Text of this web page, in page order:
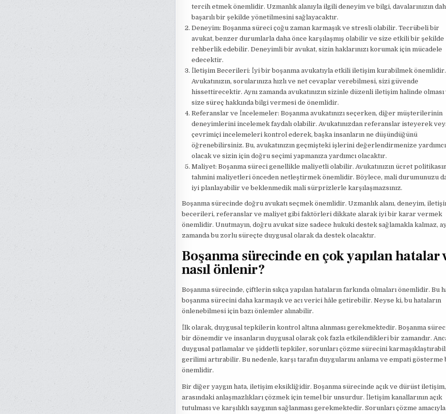
tercih etmek önemlidir. Uzmanlık alanıyla ilgili deneyim ve bilgi, davalarınızın
başarılı bir şekilde yönetilmesini sağlayacaktır.
Deneyim: Boşanma süreci çoğu zaman karmaşık ve stresli olabilir. Tecrübeli bir
avukat, benzer durumlarla daha önce karşılaşmış olabilir ve size etkili bir şekilde
rehberlik edebilir. Deneyimli bir avukat, sizin haklarınızı korumak için mücadele
edecektir.
İletişim Becerileri: İyi bir boşanma avukatıyla etkili iletişim kurabilmek önemlidir.
Avukatınızın, sorularınıza hızlı ve net cevaplar verebilmesi, sizi güvende
hissettirecektir. Aynı zamanda avukatınızın sizinle düzenli iletişim halinde olması
size süreç hakkında bilgi vermesi de önemlidir.
Referanslar ve İncelemeler: Boşanma avukatınızı seçerken, diğer müşterilerinin
deneyimlerini incelemek faydalı olabilir. Avukatınızdan referanslar isteyerek
çevrimiçi incelemeleri kontrol ederek, başka insanların ne düşündüğünü
öğrenebilirsiniz. Bu, avukatınızın geçmişteki işlerini değerlendirmenize yardımcı
olacak ve sizin için doğru seçimi yapmanıza yardımcı olacaktır.
Maliyet: Boşanma süreci genellikle maliyetli olabilir. Avukatınızın ücret
tahmini maliyetleri önceden netleştirmek önemlidir. Böylece, mali durumunuzu
iyi planlayabilir ve beklenmedik mali sürprizlerle karşılaşmazsınız.
Boşanma sürecinde doğru avukatı seçmek önemlidir. Uzmanlık alanı, deneyim,
becerileri, referanslar ve maliyet gibi faktörleri dikkate alarak iyi bir karar vermek
önemlidir. Unutmayın, doğru avukat size sadece hukuki destek sağlamakla kalmaz,
zamanda bu zorlu süreçte duygusal olarak da destek olacaktır.
Boşanma sürecinde en çok yapılan hatalar
nasıl önlenir?
Boşanma sürecinde, çiftlerin sıkça yapılan hataların farkında olmaları önemlidir. Bu
boşanma sürecini daha karmaşık ve acı verici hâle getirebilir. Neyse ki, bu hataların
önlenebilmesi için bazı önlemler alınabilir.
İlk olarak, duygusal tepkilerin kontrol altına alınması gerekmektedir. Boşanma
bir dönemdir ve insanların duygusal olarak çok fazla etkilendikleri bir zamandır.
duygusal patlamalar ve şiddetli tepkiler, sorunları çözme sürecini
gerilimi artırabilir. Bu nedenle, karşı tarafın duygularını anlama ve empati gösterme
önemlidir.
Bir diğer yaygın hata, iletişim eksikliğidir. Boşanma sürecinde açık ve dürüst
arasındaki anlaşmazlıkları çözmek için temel bir unsurdur. İletişim kanallarının açık
tutulması ve karşılıklı saygının sağlanması gerekmektedir. Sorunları çözme amacıyla